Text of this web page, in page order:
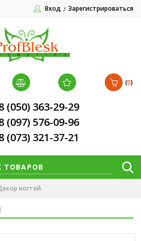
Вход Зарегистрироваться
(0)
(050) 363-29-29
(097) 576-09-96
(073) 321-37-21
ногтей